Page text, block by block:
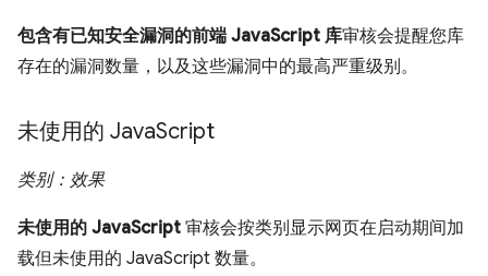
包含有已知安全漏洞的前端 JavaScript 库审核会提醒您库
存在的漏洞数量，以及这些漏洞中的最高严重级别。
未使用的 JavaScript
类别：效果
未使用的 JavaScript 审核会按类别显示网页在启动期间加
载但未使用的 JavaScript 数量。